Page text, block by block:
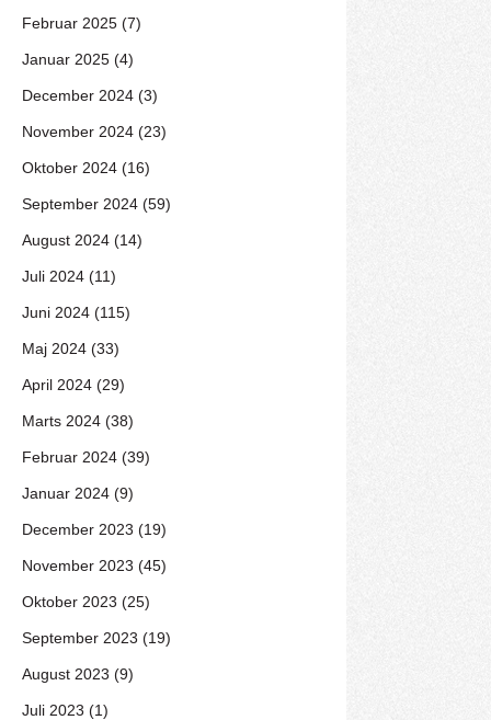
Februar 2025 (7)
Januar 2025 (4)
December 2024 (3)
November 2024 (23)
Oktober 2024 (16)
September 2024 (59)
August 2024 (14)
Juli 2024 (11)
Juni 2024 (115)
Maj 2024 (33)
April 2024 (29)
Marts 2024 (38)
Februar 2024 (39)
Januar 2024 (9)
December 2023 (19)
November 2023 (45)
Oktober 2023 (25)
September 2023 (19)
August 2023 (9)
Juli 2023 (1)